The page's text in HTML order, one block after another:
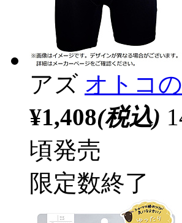
アズ オトコ
¥1,408(税込)
頃発売
限定数終了